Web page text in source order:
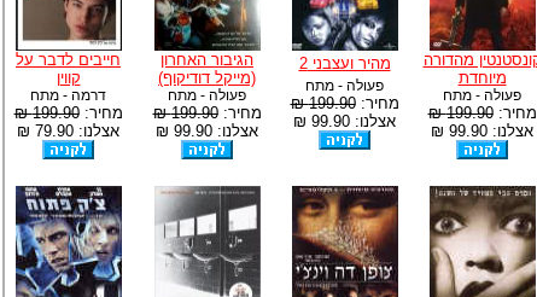
מהדורה
מיוחדת
פעולה - מתח
מחיר:199.90 ₪
אצלנו: 99.90 ₪
מהיר ועצבני 2
פעולה - מתח
מחיר:199.90 ₪
אצלנו: 99.90 ₪
הגיבור האחרון
(מייקל דודיקוף)
פעולה - מתח
מחיר:199.90 ₪
אצלנו: 99.90 ₪
חייבים לדבר על
קווין
דרמה - מתח
מחיר:199.90 ₪
אצלנו: 79.90 ₪